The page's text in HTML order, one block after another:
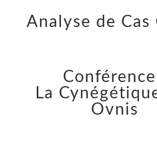
Analyse de Cas
La
Ovnis